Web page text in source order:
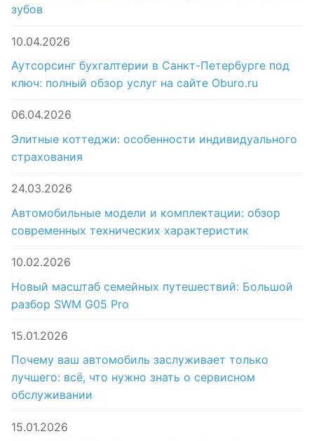
зубов
10.04.2026
Аутсорсинг бухгалтерии в Санкт-Петербурге под
ключ: полный обзор услуг на сайте Oburo.ru
06.04.2026
Элитные коттеджи: особенности индивидуального
страхования
24.03.2026
Автомобильные модели и комплектации: обзор
современных технических характеристик
10.02.2026
Новый масштаб семейных путешествий: Большой
разбор SWM G05 Pro
15.01.2026
Почему ваш автомобиль заслуживает только
лучшего: всё, что нужно знать о сервисном
обслуживании
15.01.2026